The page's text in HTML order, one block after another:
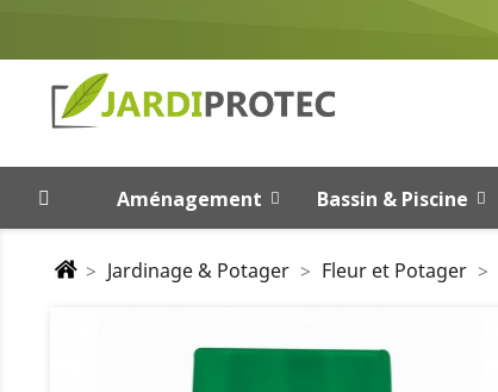
Aménagement Bassin & Piscine
Jardinage & Potager Fleur et Potager